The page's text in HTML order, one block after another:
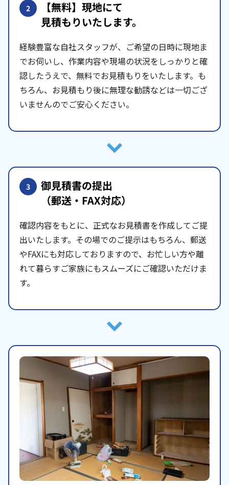
2 【無料】現地にて
見積もりいたします。
経験豊富な自社スタッフが、ご希望の日時に現地ま
でお伺いし、作業内容や現場の状況をしっかりと確
認したうえで、無料でお見積もりをいたします。も
ちろん、お見積もり後に無理な勧誘などは一切ござ
いませんのでご安心ください。
3 御見積書の提出
（郵送・FAX対応）
確認内容をもとに、正式なお見積書を作成してご提
出いたします。その場でのご提示はもちろん、郵送
やFAXにも対応しておりますので、お忙しい方や離
れて暮らすご家族にもスムーズにご確認いただけま
す。